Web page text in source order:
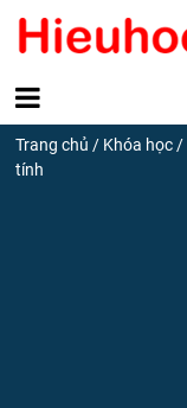
Trang chủ / Khóa học /
tính